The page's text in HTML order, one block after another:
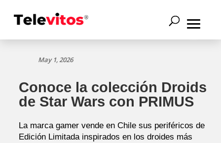
May 1, 2026
Conoce la colección Droids
de Star Wars con PRIMUS
La marca gamer vende en Chile sus periféricos de
Edición Limitada inspirados en los droides más